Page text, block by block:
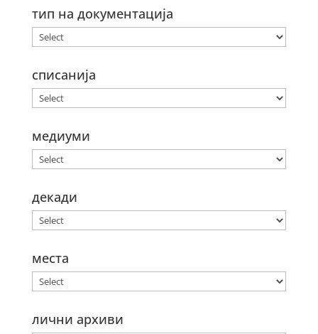
тип на документација
списанија
медиуми
декади
места
лични архиви